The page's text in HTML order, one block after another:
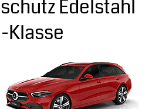
Edelstahl
Klasse